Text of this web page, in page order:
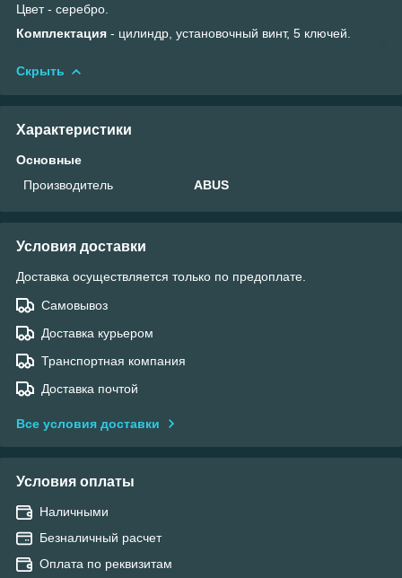
Цвет - серебро.
Комплектация - цилиндр, установочный винт, 5 ключей.
Скрыть
Характеристики
Основные
Производитель
ABUS
Условия доставки
Доставка осуществляется только по предоплате.
Самовывоз
Доставка курьером
Транспортная компания
Доставка почтой
Все условия доставки
Условия оплаты
Наличными
Безналичный расчет
Оплата по реквизитам